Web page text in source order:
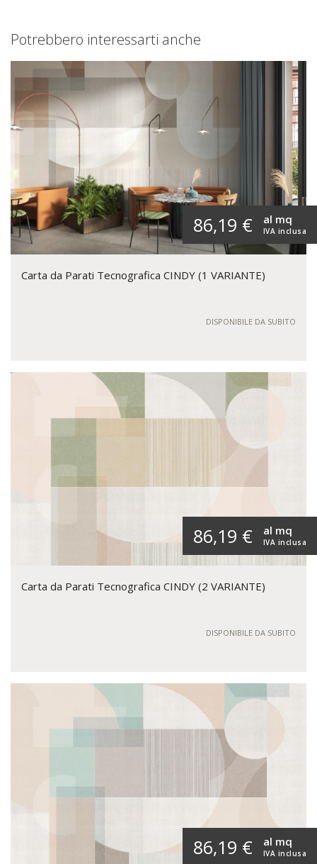
Potrebbero interessarti anche
86,19 € IVA inclusa
al mq
Carta da Parati Tecnografica CINDY (1 VARIANTE)
DISPONIBILE DA SUBITO
86,19 € IVA inclusa
al mq
Carta da Parati Tecnografica CINDY (2 VARIANTE)
DISPONIBILE DA SUBITO
86,19 € IVA inclusa
al mq